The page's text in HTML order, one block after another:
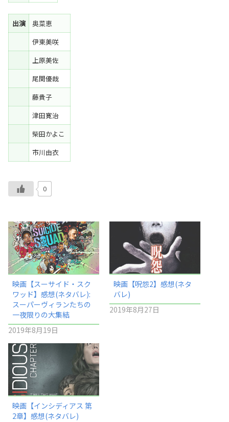
出演
奥菜恵
伊東美咲
上原美佐
尾関優哉
藤貴子
津田寛治
柴田かよこ
市川由衣
0
映画【スーサイド・スク
ワッド】感想(ネタバレ):
スーパーヴィランたちの
一夜限りの大集結
2019年8月19日
映画【呪怨2】感想(ネタ
バレ)
2019年8月27日
映画【インシディアス 第
2章】感想(ネタバレ)